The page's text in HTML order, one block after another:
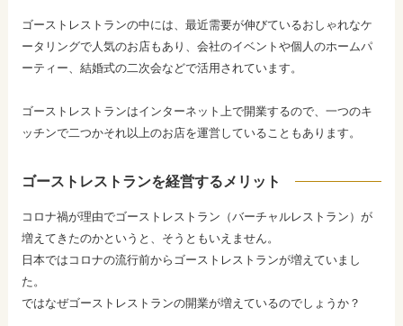
ゴーストレストランの中には、最近需要が伸びているおしゃれなケ
ータリングで人気のお店もあり、会社のイベントや個人のホームパ
ーティー、結婚式の二次会などで活用されています。
ゴーストレストランはインターネット上で開業するので、一つのキ
ッチンで二つかそれ以上のお店を運営していることもあります。
ゴーストレストランを経営するメリット
コロナ禍が理由でゴーストレストラン（バーチャルレストラン）が
増えてきたのかというと、そうともいえません。
日本ではコロナの流行前からゴーストレストランが増えていまし
た。
ではなぜゴーストレストランの開業が増えているのでしょうか？